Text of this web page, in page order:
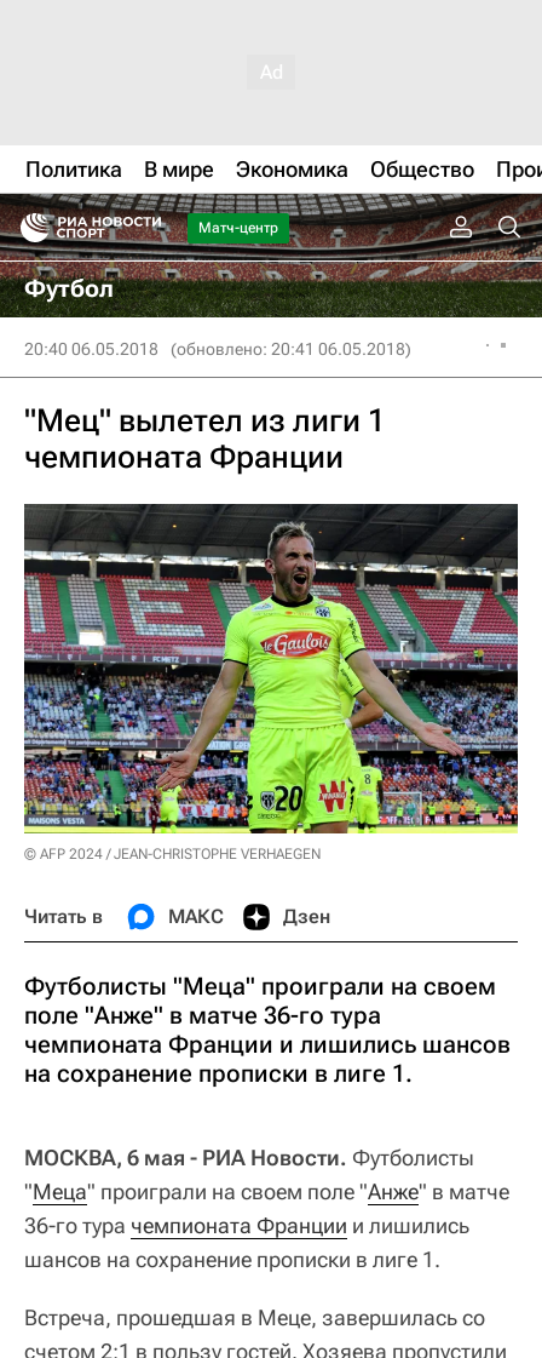
Политика В мире Экономика Общество
Матч-центр
Футбол
20:40 06.05.2018 (обновлено: 20:41 06.05.2018)
"Мец" вылетел из лиги 1
чемпионата Франции
© AFP 2024 / JEAN-CHRISTOPHE VERHAEGEN
Читать в МАКС Дзен
Футболисты "Меца" проиграли на своем
поле "Анже" в матче 36-го тура
чемпионата Франции и лишились шансов
на сохранение прописки в лиге 1.
МОСКВА, 6 мая - РИА Новости. Футболисты
"Меца" проиграли на своем поле "Анже" в матче
36-го тура чемпионата Франции и лишились
шансов на сохранение прописки в лиге 1.
Встреча, прошедшая в Меце, завершилась со
счетом 2:1 в пользу гостей. Хозяева пропустили